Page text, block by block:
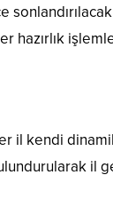
hazırlık
il kendi
il